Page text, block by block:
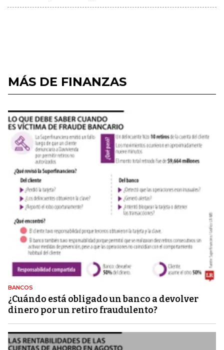
MÁS DE FINANZAS
BANCOS
¿Cuándo está obligado un banco a devolver
dinero por un retiro fraudulento?